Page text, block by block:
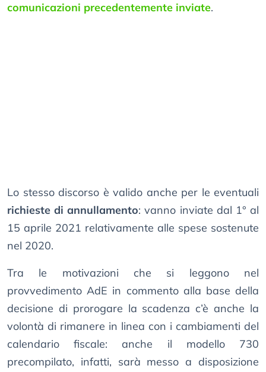
comunicazioni precedentemente inviate.
Lo stesso discorso è valido anche per le eventuali
richieste di annullamento: vanno inviate dal 1° al
15 aprile 2021 relativamente alle spese sostenute
nel 2020.
Tra le motivazioni che si leggono nel
provvedimento AdE in commento alla base della
decisione di prorogare la scadenza c’è anche la
volontà di rimanere in linea con i cambiamenti del
calendario fiscale: anche il modello 730
precompilato, infatti, sarà messo a disposizione